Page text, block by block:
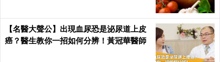
【名醫大聲公】出現血尿恐是泌尿道上皮
癌？醫生教你一招如何分辨！黃冠華醫師